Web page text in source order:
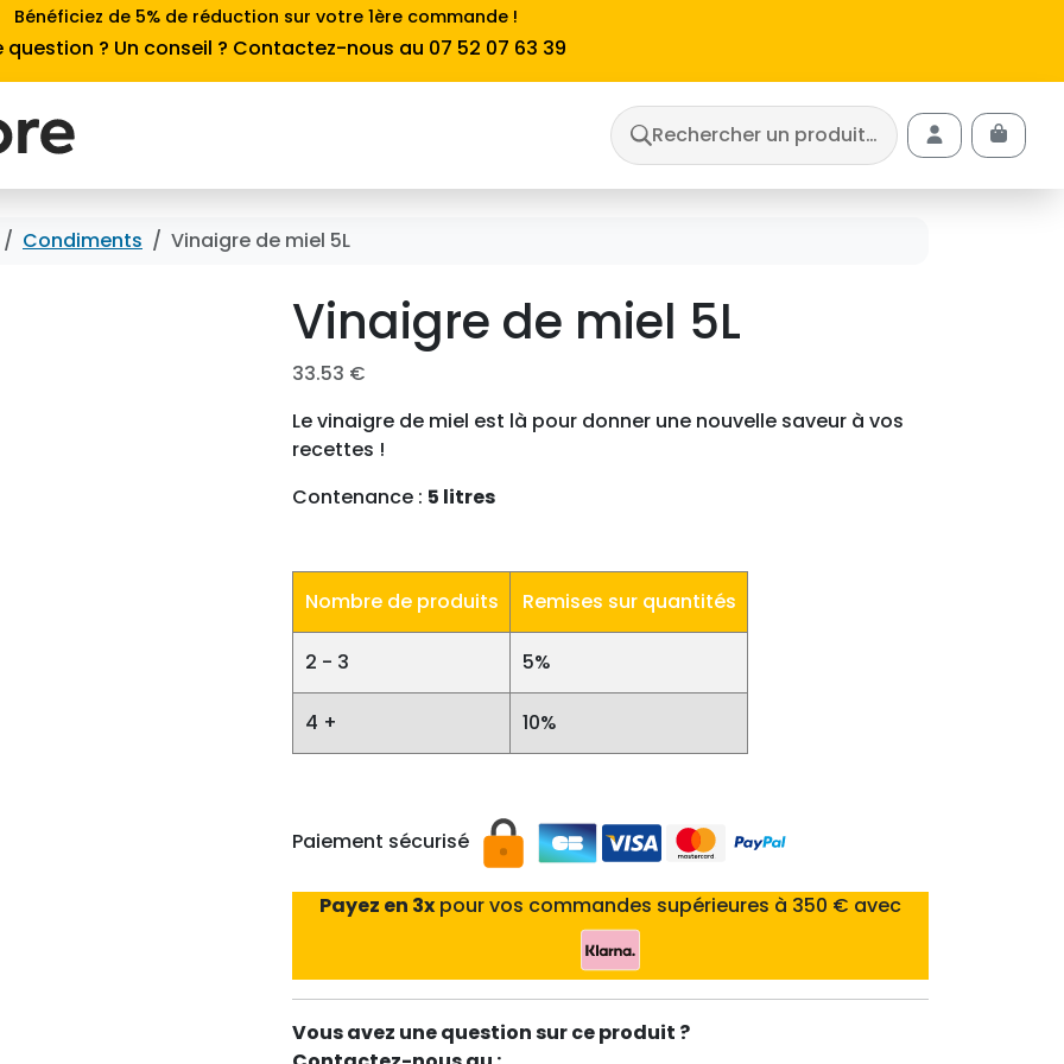
Bénéficiez de 5% de réduction sur votre 1ère commande !
question ? Un conseil ? Contactez-nous au 07 52 07 63 39
Rechercher un produit…
Account
Cart
Condiments Vinaigre de miel 5L
Vinaigre de miel 5L
33.53 €
Le vinaigre de miel est là pour donner une nouvelle saveur à vos
recettes !
Contenance : 5 litres
Nombre de produits Remises sur quantités
2 - 3 5%
4 + 10%
Paiement sécurisé
Payez en 3x pour vos commandes supérieures à 350 € avec
Vous avez une question sur ce produit ?